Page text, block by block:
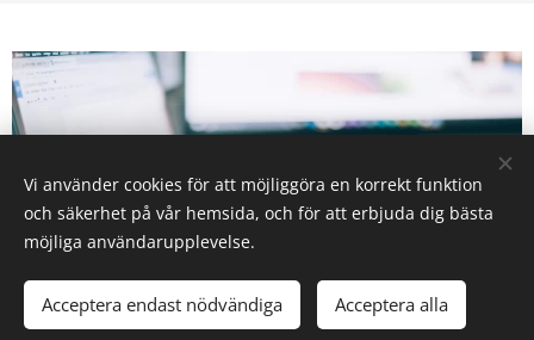
Vi använder cookies för att möjliggöra en korrekt funktion
och säkerhet på vår hemsida, och för att erbjuda dig bästa
möjliga användarupplevelse.
Acceptera endast nödvändiga Acceptera alla